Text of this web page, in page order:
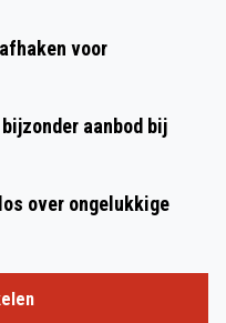
voor
aanbod bij
over ongelukkige